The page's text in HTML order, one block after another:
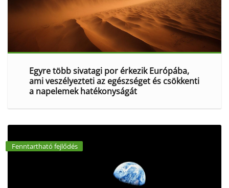
Egyre több sivatagi por érkezik Európába,
ami veszélyezteti az egészséget és csökkenti
a napelemek hatékonyságát
Fenntartható fejlődés